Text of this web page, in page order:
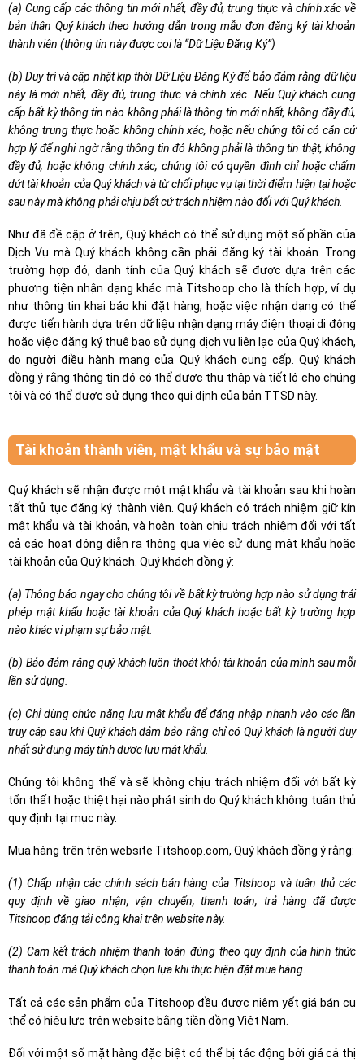
(a) Cung cấp các thông tin mới nhất, đầy đủ, trung thực và chính xác về
bản thân Quý khách theo hướng dẫn trong mẫu đơn đăng ký tài khoản
thành viên (thông tin này được coi là “Dữ Liệu Đăng Ký”)
(b) Duy trì và cập nhật kịp thời Dữ Liệu Đăng Ký để bảo đảm rằng dữ liệu
này là mới nhất, đầy đủ, trung thực và chính xác. Nếu Quý khách cung
cấp bất kỳ thông tin nào không phải là thông tin mới nhất, không đầy đủ,
không trung thực hoặc không chính xác, hoặc nếu chúng tôi có căn cứ
hợp lý để nghi ngờ rằng thông tin đó không phải là thông tin thật, không
đầy đủ, hoặc không chính xác, chúng tôi có quyền đình chỉ hoặc chấm
dứt tài khoản của Quý khách và từ chối phục vụ tại thời điểm hiện tại hoặc
sau này mà không phải chịu bất cứ trách nhiệm nào đối với Quý khách.
Như đã đề cập ở trên, Quý khách có thể sử dụng một số phần của
Dịch Vụ mà Quý khách không cần phải đăng ký tài khoản. Trong
trường hợp đó, danh tính của Quý khách sẽ được dựa trên các
phương tiện nhận dạng khác mà Titshoop cho là thích hợp, ví dụ
như thông tin khai báo khi đặt hàng, hoặc việc nhận dạng có thể
được tiến hành dựa trên dữ liệu nhận dạng máy điện thoại di động
hoặc việc đăng ký thuê bao sử dụng dịch vụ liên lạc của Quý khách,
do người điều hành mạng của Quý khách cung cấp. Quý khách
đồng ý rằng thông tin đó có thể được thu thập và tiết lộ cho chúng
tôi và có thể được sử dụng theo qui định của bản TTSD này.
Tài khoản thành viên, mật khẩu và sự bảo mật
Quý khách sẽ nhận được một mật khẩu và tài khoản sau khi hoàn
tất thủ tục đăng ký thành viên. Quý khách có trách nhiệm giữ kín
mật khẩu và tài khoản, và hoàn toàn chịu trách nhiệm đối với tất
cả các hoạt động diễn ra thông qua việc sử dụng mật khẩu hoặc
tài khoản của Quý khách. Quý khách đồng ý:
(a) Thông báo ngay cho chúng tôi về bất kỳ trường hợp nào sử dụng trái
phép mật khẩu hoặc tài khoản của Quý khách hoặc bất kỳ trường hợp
nào khác vi phạm sự bảo mật.
(b) Bảo đảm rằng quý khách luôn thoát khỏi tài khoản của mình sau mỗi
lần sử dụng.
(c) Chỉ dùng chức năng lưu mật khẩu để đăng nhập nhanh vào các lần
truy cập sau khi Quý khách đảm bảo rằng chỉ có Quý khách là người duy
nhất sử dụng máy tính được lưu mật khẩu.
Chúng tôi không thể và sẽ không chịu trách nhiệm đối với bất kỳ
tổn thất hoặc thiệt hại nào phát sinh do Quý khách không tuân thủ
quy định tại mục này.
Mua hàng trên trên website Titshoop.com, Quý khách đồng ý rằng:
(1) Chấp nhận các chính sách bán hàng của Titshoop và tuân thủ các
quy định về giao nhận, vận chuyển, thanh toán, trả hàng đã được
Titshoop đăng tải công khai trên website này.
(2) Cam kết trách nhiệm thanh toán đúng theo quy định của hình thức
thanh toán mà Quý khách chọn lựa khi thực hiện đặt mua hàng.
Tất cả các sản phẩm của Titshoop đều được niêm yết giá bán cụ
thể có hiệu lực trên website bằng tiền đồng Việt Nam.
Đối với một số mặt hàng đặc biệt có thể bị tác động bởi giá cả thị